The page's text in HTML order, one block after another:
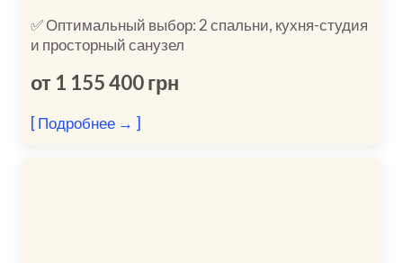
✅ Оптимальный выбор: 2 спальни, кухня-студия
и просторный санузел
от 1 155 400 грн
[ Подробнее → ]